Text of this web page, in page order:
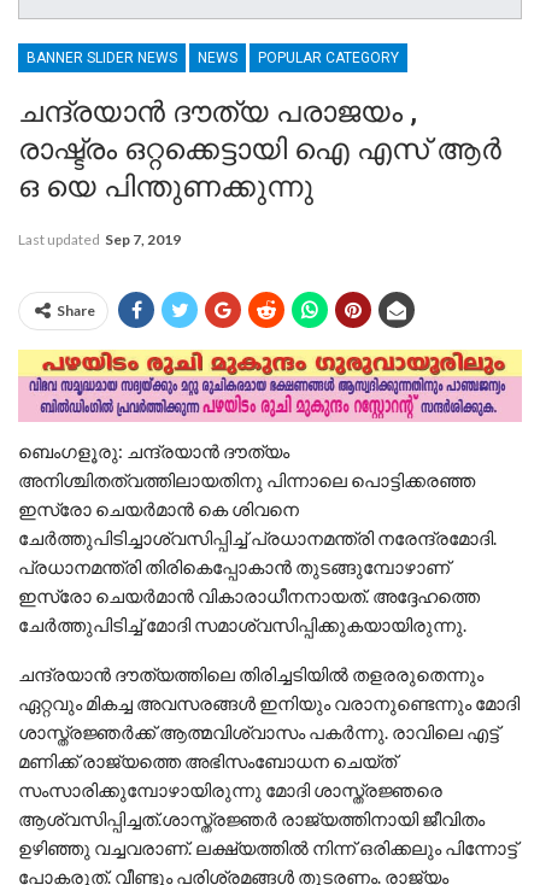
BANNER SLIDER NEWS NEWS POPULAR CATEGORY
ചന്ദ്രയാന്‍ ദൗത്യ പരാജയം ,
രാഷ്ട്രം ഒറ്റക്കെട്ടായി ഐ എസ് ആർ
ഒ യെ പിന്തുണക്കുന്നു
Last updated Sep 7, 2019
Share
ബെംഗളൂരു: ചന്ദ്രയാന്‍ ദൗത്യം
അനിശ്ചിതത്വത്തിലായതിനു പിന്നാലെ പൊട്ടിക്കരഞ്ഞ
ഇസ്രോ ചെയര്‍മാന്‍ കെ ശിവനെ
ചേര്‍ത്തുപിടിച്ചാശ്വസിപ്പിച്ച് പ്രധാനമന്ത്രി നരേന്ദ്രമോദി.
പ്രധാനമന്ത്രി തിരികെപ്പോകാന്‍ തുടങ്ങുമ്പോഴാണ്
ഇസ്രോ ചെയര്‍മാന്‍ വികാരാധീനനായത്. അദ്ദേഹത്തെ
ചേര്‍ത്തുപിടിച്ച് മോദി സമാശ്വസിപ്പിക്കുകയായിരുന്നു.
ചന്ദ്രയാന്‍ ദൗത്യത്തിലെ തിരിച്ചടിയിൽ തളരരുതെന്നും
ഏറ്റവും മികച്ച അവസരങ്ങൾ ഇനിയും വരാനുണ്ടെന്നും മോദി
ശാസ്ത്രജ്ഞര്‍ക്ക് ആത്മവിശ്വാസം പകര്‍ന്നു. രാവിലെ എട്ട്
മണിക്ക് രാജ്യത്തെ അഭിസംബോധന ചെയ്ത്
സംസാരിക്കുമ്പോഴായിരുന്നു മോദി ശാസ്ത്രജ്ഞരെ
ആശ്വസിപ്പിച്ചത്.ശാസ്ത്രജ്ഞർ രാജ്യത്തിനായി ജീവിതം
ഉഴിഞ്ഞു വച്ചവരാണ്. ലക്ഷ്യത്തിൽ നിന്ന് ഒരിക്കലും പിന്നോട്ട്
പോകരുത്. വീണ്ടും പരിശ്രമങ്ങൾ തുടരണം. രാജ്യം